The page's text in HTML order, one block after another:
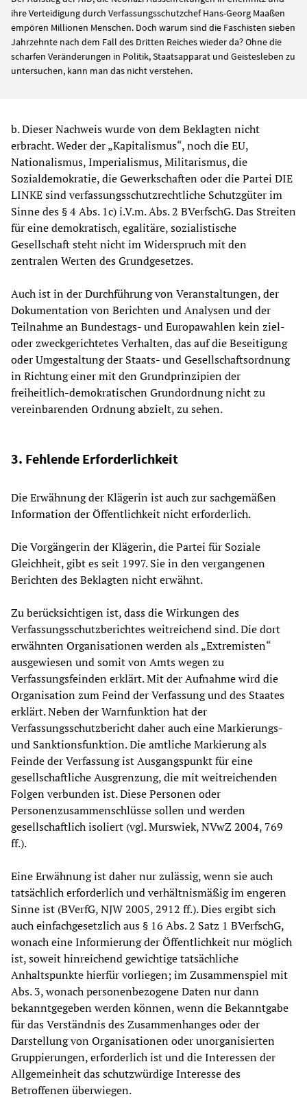
ihre Verteidigung durch Verfassungsschutzchef Hans-Georg Maaßen
empören Millionen Menschen. Doch warum sind die Faschisten sieben
Jahrzehnte nach dem Fall des Dritten Reiches wieder da? Ohne die
scharfen Veränderungen in Politik, Staatsapparat und Geistesleben zu
untersuchen, kann man das nicht verstehen.
b. Dieser Nachweis wurde von dem Beklagten nicht
erbracht. Weder der „Kapitalismus“, noch die EU,
Nationalismus, Imperialismus, Militarismus, die
Sozialdemokratie, die Gewerkschaften oder die Partei DIE
LINKE sind verfassungsschutzrechtliche Schutzgüter im
Sinne des § 4 Abs. 1c) i.V.m. Abs. 2 BVerfschG. Das Streiten
für eine demokratisch, egalitäre, sozialistische
Gesellschaft steht nicht im Widerspruch mit den
zentralen Werten des Grundgesetzes.
Auch ist in der Durchführung von Veranstaltungen, der
Dokumentation von Berichten und Analysen und der
Teilnahme an Bundestags- und Europawahlen kein ziel-
oder zweckgerichtetes Verhalten, das auf die Beseitigung
oder Umgestaltung der Staats- und Gesellschaftsordnung
in Richtung einer mit den Grundprinzipien der
freiheitlich-demokratischen Grundordnung nicht zu
vereinbarenden Ordnung abzielt, zu sehen.
3. Fehlende Erforderlichkeit
Die Erwähnung der Klägerin ist auch zur sachgemäßen
Information der Öffentlichkeit nicht erforderlich.
Die Vorgängerin der Klägerin, die Partei für Soziale
Gleichheit, gibt es seit 1997. Sie in den vergangenen
Berichten des Beklagten nicht erwähnt.
Zu berücksichtigen ist, dass die Wirkungen des
Verfassungsschutzberichtes weitreichend sind. Die dort
erwähnten Organisationen werden als „Extremisten“
ausgewiesen und somit von Amts wegen zu
Verfassungsfeinden erklärt. Mit der Aufnahme wird die
Organisation zum Feind der Verfassung und des Staates
erklärt. Neben der Warnfunktion hat der
Verfassungsschutzbericht daher auch eine Markierungs-
und Sanktionsfunktion. Die amtliche Markierung als
Feinde der Verfassung ist Ausgangspunkt für eine
gesellschaftliche Ausgrenzung, die mit weitreichenden
Folgen verbunden ist. Diese Personen oder
Personenzusammenschlüsse sollen und werden
gesellschaftlich isoliert (vgl. Murswiek, NVwZ 2004, 769
ff.).
Eine Erwähnung ist daher nur zulässig, wenn sie auch
tatsächlich erforderlich und verhältnismäßig im engeren
Sinne ist (BVerfG, NJW 2005, 2912 ff.). Dies ergibt sich
auch einfachgesetzlich aus § 16 Abs. 2 Satz 1 BVerfschG,
wonach eine Informierung der Öffentlichkeit nur möglich
ist, soweit hinreichend gewichtige tatsächliche
Anhaltspunkte hierfür vorliegen; im Zusammenspiel mit
Abs. 3, wonach personenbezogene Daten nur dann
bekanntgegeben werden können, wenn die Bekanntgabe
für das Verständnis des Zusammenhanges oder der
Darstellung von Organisationen oder unorganisierten
Gruppierungen, erforderlich ist und die Interessen der
Allgemeinheit das schutzwürdige Interesse des
Betroffenen überwiegen.